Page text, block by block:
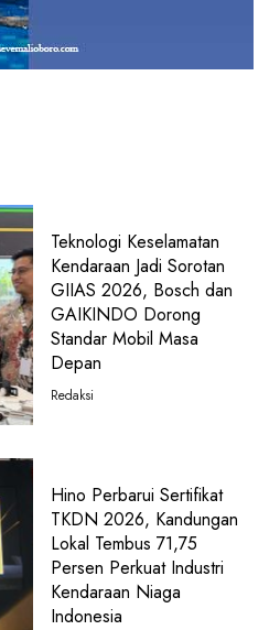
Teknologi Keselamatan
Kendaraan Jadi Sorotan
GIIAS 2026, Bosch dan
GAIKINDO Dorong
Standar Mobil Masa
Depan
Redaksi
Hino Perbarui Sertifikat
TKDN 2026, Kandungan
Lokal Tembus 71,75
Persen Perkuat Industri
Kendaraan Niaga
Indonesia